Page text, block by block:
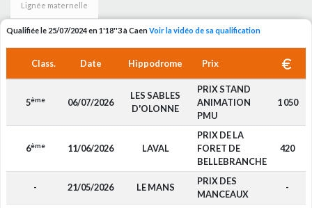
Lignée maternelle
Qualifiée le 25/07/2024 en 1'18''3 à CaenVoir la vidéo de sa qualification
Class. Date Hippodrome Prix
5ème 06/07/2026
LES SABLES
D'OLONNE
PRIX STAND
ANIMATION
PMU
1 050
6ème 11/06/2026 LAVAL
PRIX DE LA
FORET DE
BELLEBRANCHE
420
- 21/05/2026 LE MANS
PRIX DES
MANCEAUX
-